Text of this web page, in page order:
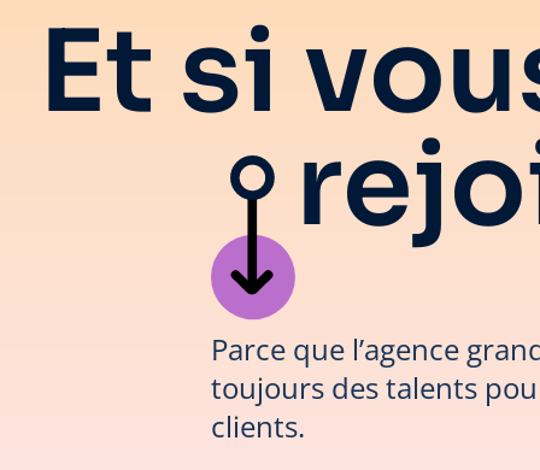
Et si
Parce que l’agence
toujours des talents
clients.